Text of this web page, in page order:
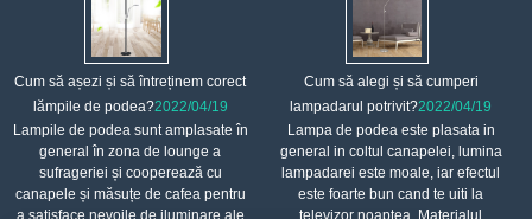
Cum să așezi și să întreținem corect
lămpile de podea?2022/04/19
Lampile de podea sunt amplasate în
general în zona de lounge a
sufrageriei și cooperează cu
canapele și măsuțe de cafea pentru
a satisface nevoile de iluminare ale
Cum să alegi și să cumperi
lampadarul potrivit?2022/04/19
Lampa de podea este plasata in
general in coltul canapelei, lumina
lampadarei este moale, iar efectul
este foarte bun cand te uiti la
televizor noaptea. Materialul